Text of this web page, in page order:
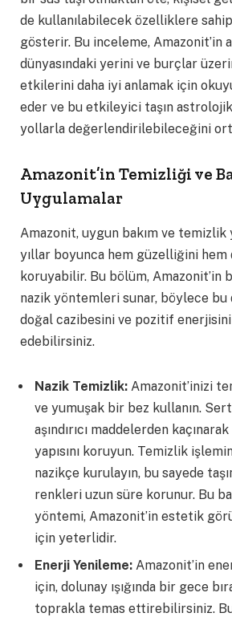
de kullanılabilecek özelliklere
gösterir. Bu inceleme, Amazonit’in
dünyasındaki yerini ve burçlar
etkilerini daha iyi anlamak için
eder ve bu etkileyici taşın astrolojik
yollarla değerlendirilebileceğini
Amazonit’in Temizliği ve
Uygulamalar
Amazonit, uygun bakım ve
yıllar boyunca hem güzelliğini hem
koruyabilir. Bu bölüm, Amazonit’in
nazik yöntemleri sunar, böylece bu
doğal cazibesini ve pozitif
edebilirsiniz.
Nazik Temizlik: Amazonit’inizi
ve yumuşak bir bez kullanın.
aşındırıcı maddelerden
yapısını koruyun. Temizlik
nazikçe kurulayın, bu sayede
renkleri uzun süre korunur. Bu
yöntemi, Amazonit’in estetik
için yeterlidir.
Enerji Yenileme: Amazonit’in
için, dolunay ışığında bir gece
toprakla temas ettirebilirsiniz.